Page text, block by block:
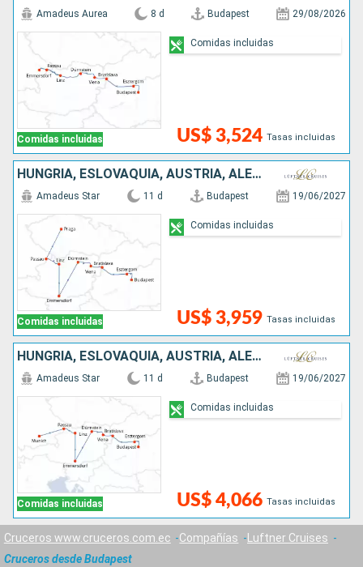
Comidas incluidas
Amadeus Aurea 8 d Budapest 29/08/2026
US$ 3,524 Tasas incluidas
Comidas incluidas
HUNGRÍA, ESLOVAQUIA, AUSTRIA, ALEMANIA, REPÚBLICA CHECA
Comidas incluidas
Amadeus Star 11 d Budapest 19/06/2027
US$ 3,959 Tasas incluidas
Comidas incluidas
HUNGRÍA, ESLOVAQUIA, AUSTRIA, ALEMANIA
Comidas incluidas
Amadeus Star 11 d Budapest 19/06/2027
US$ 4,066 Tasas incluidas
Comidas incluidas
Cruceros www.cruceros.com.ec Compañías
Luftner Cruises
Cruceros desde Budapest